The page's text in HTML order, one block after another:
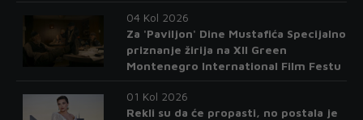
04 Kol 2026
Za 'Paviljon' Dine Mustafića Specijalno
priznanje žirija na XII Green
Montenegro International Film Festu
01 Kol 2026
Rekli su da će propasti, no postala je